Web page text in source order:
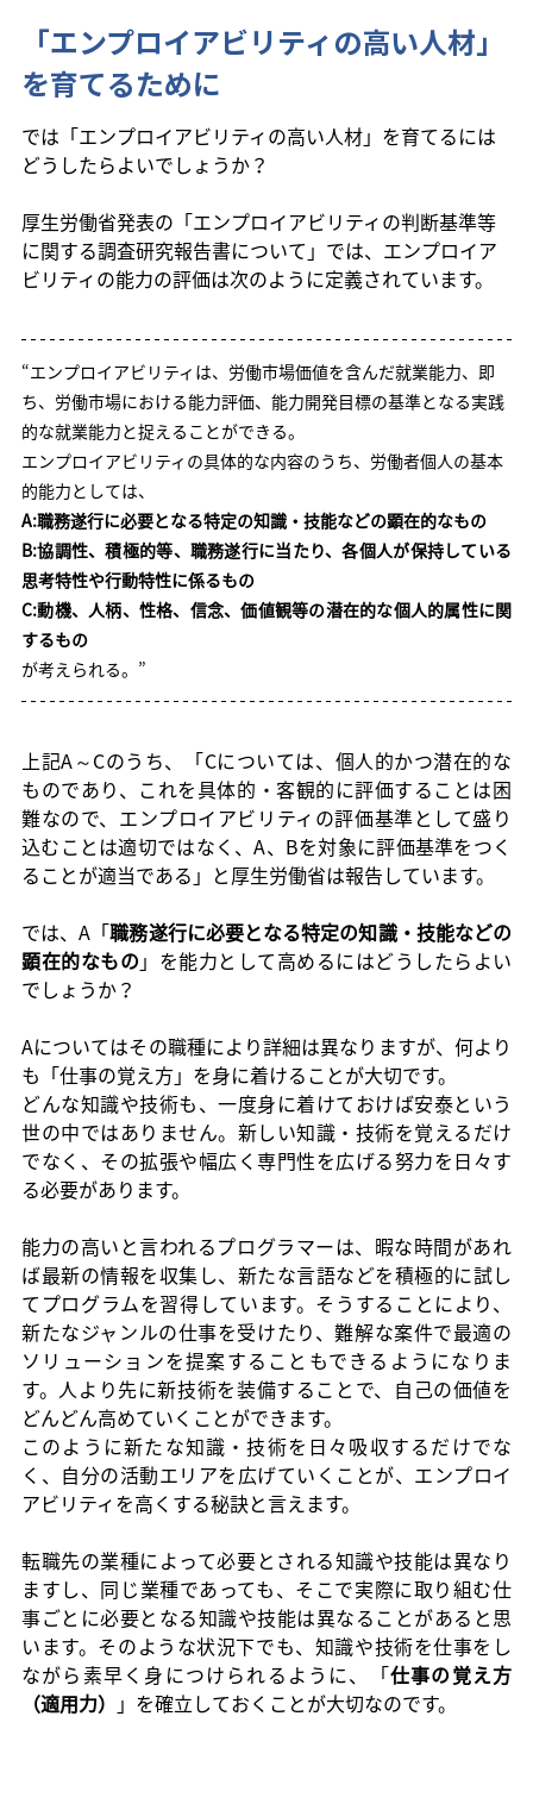
「エンプロイアビリティの高い人材」
を育てるために
では「エンプロイアビリティの高い人材」を育てるには
どうしたらよいでしょうか？
厚生労働省発表の「エンプロイアビリティの判断基準等
に関する調査研究報告書について」では、エンプロイア
ビリティの能力の評価は次のように定義されています。
“エンプロイアビリティは、労働市場価値を含んだ就業能力、即
ち、労働市場における能力評価、能力開発目標の基準となる実践
的な就業能力と捉えることができる。
エンプロイアビリティの具体的な内容のうち、労働者個人の基本
的能力としては、
A:職務遂行に必要となる特定の知識・技能などの顕在的なもの
B:協調性、積極的等、職務遂行に当たり、各個人が保持している
思考特性や行動特性に係るもの
C:動機、人柄、性格、信念、価値観等の潜在的な個人的属性に関
するもの
が考えられる。”
上記A～Cのうち、「Cについては、個人的かつ潜在的な
ものであり、これを具体的・客観的に評価することは困
難なので、エンプロイアビリティの評価基準として盛り
込むことは適切ではなく、A、Bを対象に評価基準をつく
ることが適当である」と厚生労働省は報告しています。
では、A「職務遂行に必要となる特定の知識・技能などの
顕在的なもの 」を能力として高めるにはどうしたらよい
でしょうか？
Aについてはその職種により詳細は異なりますが、何より
も「仕事の覚え方」を身に着けることが大切です。
どんな知識や技術も、一度身に着けておけば安泰という
世の中ではありません。新しい知識・技術を覚えるだけ
でなく、その拡張や幅広く専門性を広げる努力を日々す
る必要があります。
能力の高いと言われるプログラマーは、暇な時間があれ
ば最新の情報を収集し、新たな言語などを積極的に試し
てプログラムを習得しています。そうすることにより、
新たなジャンルの仕事を受けたり、難解な案件で最適の
ソリューションを提案することもできるようになりま
す。人より先に新技術を装備することで、自己の価値を
どんどん高めていくことができます。
このように新たな知識・技術を日々吸収するだけでな
く、自分の活動エリアを広げていくことが、エンプロイ
アビリティを高くする秘訣と言えます。
転職先の業種によって必要とされる知識や技能は異なり
ますし、同じ業種であっても、そこで実際に取り組む仕
事ごとに必要となる知識や技能は異なることがあると思
います。そのような状況下でも、知識や技術を仕事をし
ながら素早く身につけられるように、「仕事の覚え方
（適用力） 」を確立しておくことが大切なのです。